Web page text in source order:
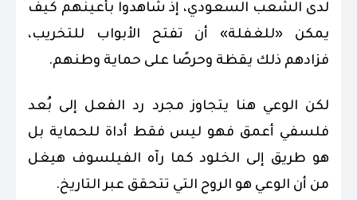
لدى الشعب السعودي، إذ شاهدوا بأعينهم كيف
يمكن «للغفلة» أن تفتح الأبواب للتخريب،
فزادهم ذلك يقظة وحرصًا على حماية وطنهم.
لكن الوعي هنا يتجاوز مجرد رد الفعل إلى بُعد
فلسفي أعمق فهو ليس فقط أداة للحماية بل
هو طريق إلى الخلود كما رآه الفيلسوف هيغل
من أن الوعي هو الروح التي تتحقق عبر التاريخ.